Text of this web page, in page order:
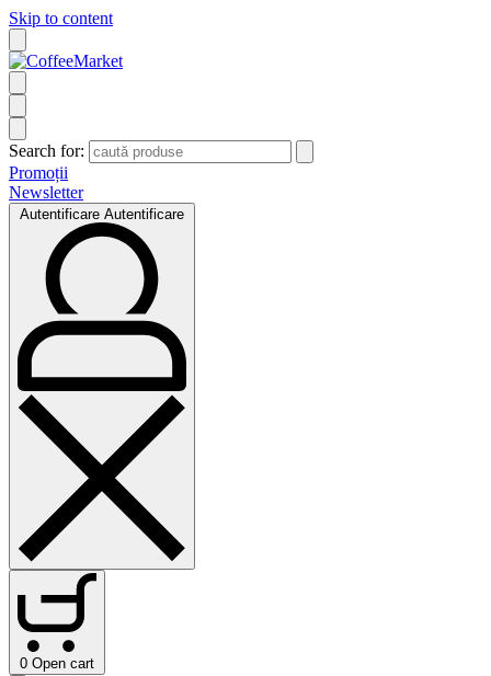
Skip to content
Search for:
Promoții
Newsletter
Autentificare Autentificare
0 Open cart